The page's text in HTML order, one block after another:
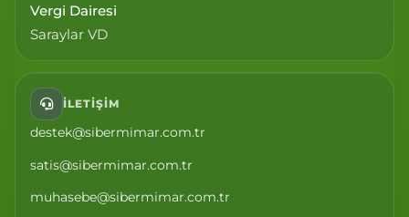
Vergi Dairesi
Saraylar VD
İLETIŞIM
destek@sibermimar.com.tr
satis@sibermimar.com.tr
muhasebe@sibermimar.com.tr